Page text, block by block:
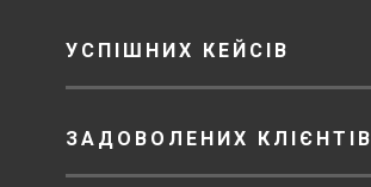
УСПІШНИХ КЕЙСІВ
ЗАДОВОЛЕНИХ КЛІЄНТІВ